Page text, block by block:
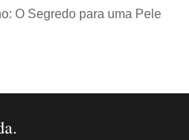
O Segredo para uma Pele